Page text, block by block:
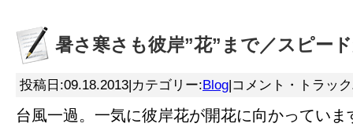
暑さ寒さも彼岸”花”まで／スピー
投稿日:09.18.2013|カテゴリー:Blog|コメント・トラッ
台風一過。一気に彼岸花が開花に向かっていま